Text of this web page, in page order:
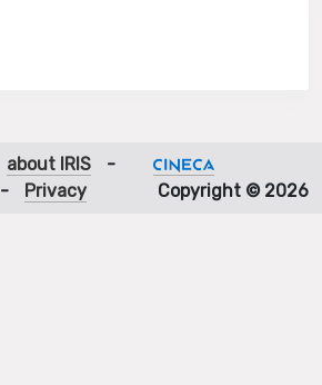
about IRIS
-
- Privacy Copyright © 2026